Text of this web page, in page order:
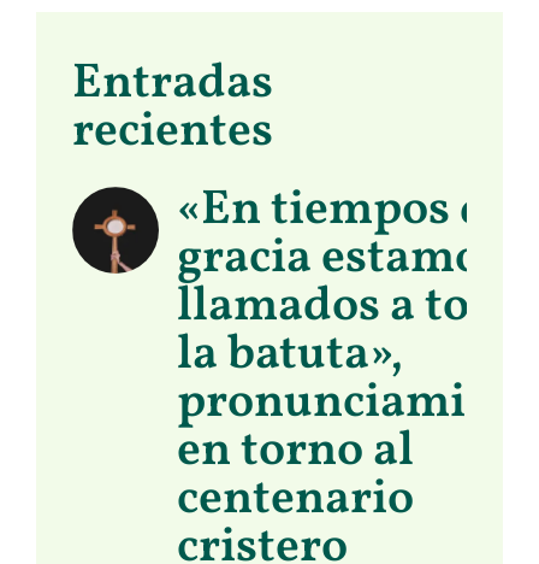
Entradas
recientes
«En tiempos de
gracia estamos
llamados a
la batuta»,
en torno al
centenario
cristero